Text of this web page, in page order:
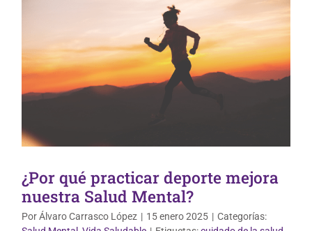
¿Por qué practicar deporte mejora
nuestra Salud Mental?
PorÁlvaro Carrasco López | 15 enero 2025 | Categorías: